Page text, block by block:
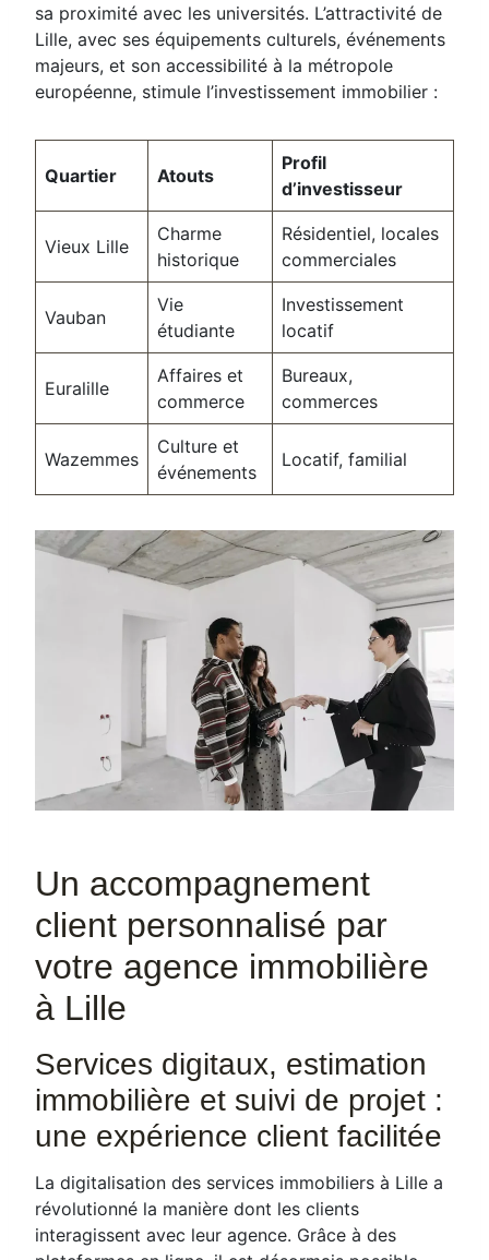
sa proximité avec les universités. L’attractivité de
Lille, avec ses équipements culturels, événements
majeurs, et son accessibilité à la métropole
européenne, stimule l’investissement immobilier :
Quartier Atouts
Profil
d’investisseur
Vieux Lille
Charme
historique
Résidentiel, locales
commerciales
Vauban
Vie
étudiante
Investissement
locatif
Euralille
Affaires et
commerce
Bureaux,
commerces
Wazemmes
Culture et
événements
Locatif, familial
Un accompagnement
client personnalisé par
votre agence immobilière
à Lille
Services digitaux, estimation
immobilière et suivi de projet :
une expérience client facilitée
La digitalisation des services immobiliers à Lille a
révolutionné la manière dont les clients
interagissent avec leur agence. Grâce à des